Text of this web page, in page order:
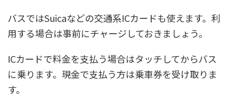
バスではSuicaなどの交通系ICカードも使えます。利
用する場合は事前にチャージしておきましょう。
ICカードで料金を支払う場合はタッチしてからバス
に乗ります。現金で支払う方は乗車券を受け取りま
す。